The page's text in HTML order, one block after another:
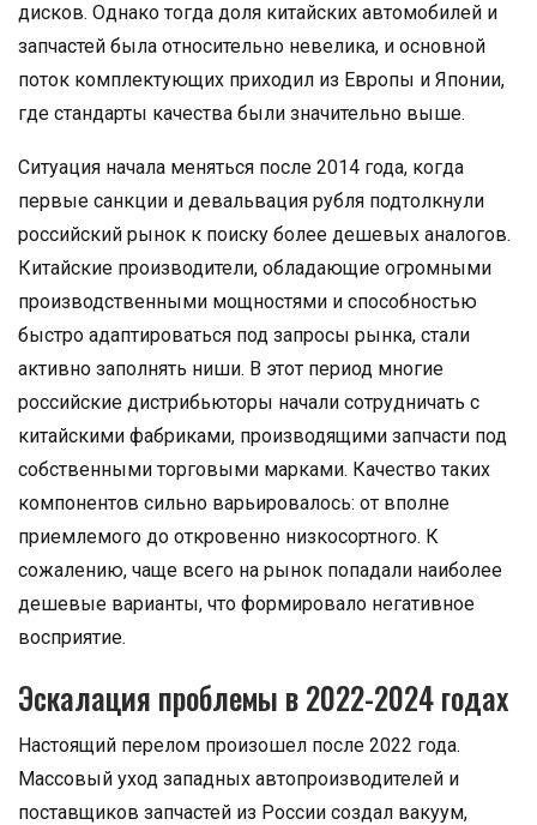
дисков. Однако тогда доля китайских автомобилей и
запчастей была относительно невелика, и основной
поток комплектующих приходил из Европы и Японии,
где стандарты качества были значительно выше.
Ситуация начала меняться после 2014 года, когда
первые санкции и девальвация рубля подтолкнули
российский рынок к поиску более дешевых аналогов.
Китайские производители, обладающие огромными
производственными мощностями и способностью
быстро адаптироваться под запросы рынка, стали
активно заполнять ниши. В этот период многие
российские дистрибьюторы начали сотрудничать с
китайскими фабриками, производящими запчасти под
собственными торговыми марками. Качество таких
компонентов сильно варьировалось: от вполне
приемлемого до откровенно низкосортного. К
сожалению, чаще всего на рынок попадали наиболее
дешевые варианты, что формировало негативное
восприятие.
Эскалация проблемы в 2022-2024 годах
Настоящий перелом произошел после 2022 года.
Массовый уход западных автопроизводителей и
поставщиков запчастей из России создал вакуум,